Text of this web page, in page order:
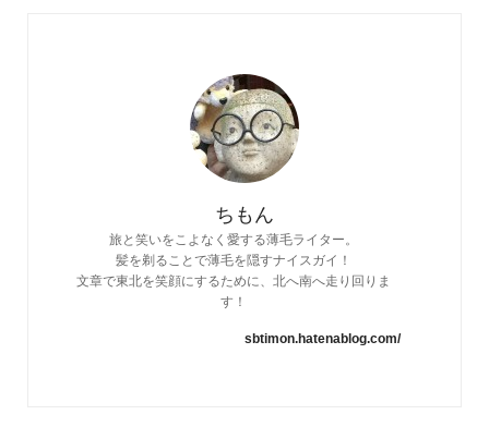
ちもん
旅と笑いをこよなく愛する薄毛ライター。
髪を剃ることで薄毛を隠すナイスガイ！
文章で東北を笑顔にするために、北へ南へ走り回りま
す！
sbtimon.hatenablog.com/